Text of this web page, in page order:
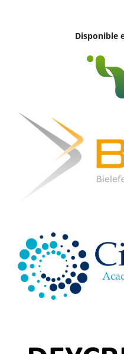
Disponible